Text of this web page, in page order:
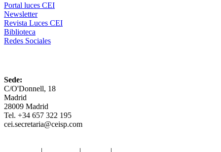
Portal luces CEI
Newsletter
Revista Luces CEI
Biblioteca
Redes Sociales
Sede:
C/O'Donnell, 18
Madrid
28009 Madrid
Tel. +34 657 322 195
cei.secretaria@ceisp.com